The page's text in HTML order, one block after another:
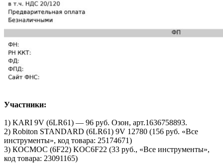
Участники:
1) KARI 9V (6LR61) — 96 руб. Озон, арт.1636758893.
2) Robiton STANDARD (6LR61) 9V 12780 (156 руб. «Все
инструменты», код товара: 25174671)
3) КОСМОС (6F22) KOC6F22 (33 руб., «Все инструменты»,
код товара: 23091165)